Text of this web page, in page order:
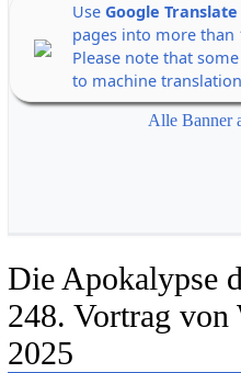
Use Google Translate
pages into more than
Please note that
to machine
Alle Banner
Die Apokalypse
248. Vortrag von
2025